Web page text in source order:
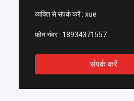
व्यक्ति से संपर्क करें : xue
फ़ोन नंबर : 18934371557
संपर्क करें